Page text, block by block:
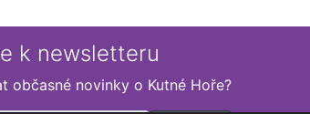
k newsletteru
občasné novinky o Kutné Hoře?